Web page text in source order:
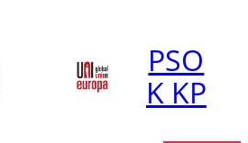
PSO
K KP